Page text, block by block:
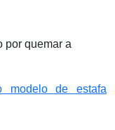
por quemar a
modelo de estafa